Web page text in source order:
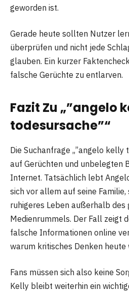
geworden ist.
Gerade heute sollten Nutzer
überprüfen und nicht jede
glauben. Ein kurzer
falsche Gerüchte zu entlarven.
Fazit Zu „”angelo
todesursache”“
Die Suchanfrage „”angelo kelly
auf Gerüchten und unbelegten
Internet. Tatsächlich lebt
sich vor allem auf seine Familie,
ruhigeres Leben außerhalb des
Medienrummels. Der Fall zeigt
falsche Informationen online
warum kritisches Denken heute
Fans müssen sich also keine
Kelly bleibt weiterhin ein